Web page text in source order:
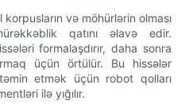
və möhürlərin olması
qatını əlavə edir.
formalaşdırır, daha sonra
üçün örtülür. Bu hissələr
etmək üçün robot qolları
ilə yığılır.